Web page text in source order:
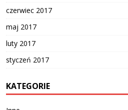
czerwiec 2017
maj 2017
luty 2017
styczeń 2017
KATEGORIE